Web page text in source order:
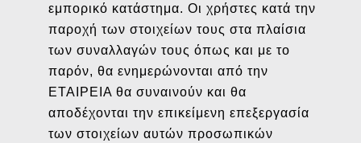
εμπορικό κατάστημα. Οι χρήστες κατά την
παροχή των στοιχείων τους στα πλαίσια
των συναλλαγών τους όπως και με το
παρόν, θα ενημερώνονται από την
ΕΤΑΙΡΕΙΑ θα συναινούν και θα
αποδέχονται την επικείμενη επεξεργασία
των στοιχείων αυτών προσωπικών